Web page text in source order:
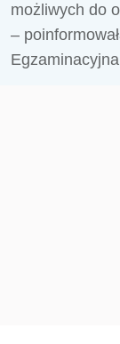
możliwych do
–